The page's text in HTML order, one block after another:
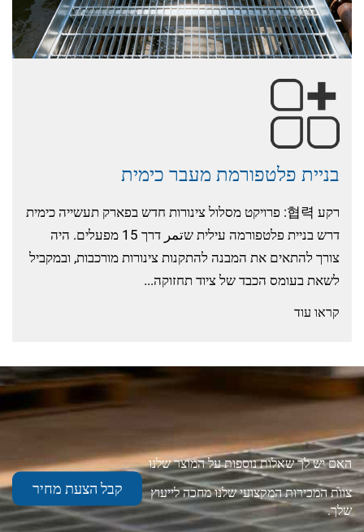
בניית פלטפורמת מעבר כימית
רקע 협력: פרויקט מסלול צינורות חדש בפארק תעשייה כימית
דרש בניית פלטפורמה עילית שتمر דרך 15 מפעלים. היה
צורך להתאים את המבנה להתקנות צינורות מורכבות, ובמקביל
לשאת בעומס הכבד של ציוד תחזוקה...
קראו עוד
האם יש לך שאלות נוספות על המוצר שלנו
צוות המכירות המקצועי שלנו מחכה לייעוץ
שלך.
קבל הצעת מחיר